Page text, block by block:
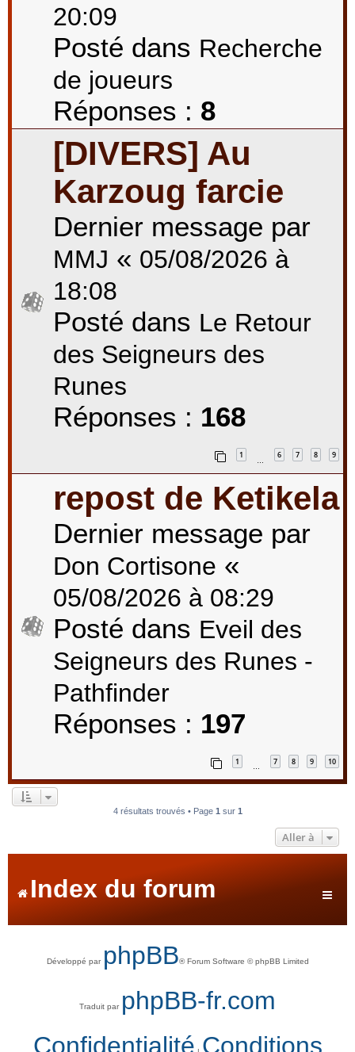
20:09
Posté dans Recherche
de joueurs
Réponses : 8
[DIVERS] Au
Karzoug farcie
Dernier message par
MMJ « 05/08/2026 à
18:08
Posté dans Le Retour
des Seigneurs des
Runes
Réponses : 168
1 6 7 8 9
repost de Ketikela
Dernier message par
Don Cortisone «
05/08/2026 à 08:29
Posté dans Eveil des
Seigneurs des Runes -
Pathfinder
Réponses : 197
1
…
7 8 9 10
4 résultats trouvés • Page 1sur 1
Aller à
Index du forum
Développé par phpBB® Forum Software © phpBB Limited
Traduit par phpBB-fr.com
Confidentialité Conditions